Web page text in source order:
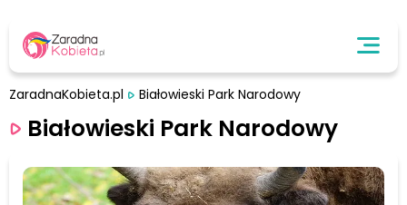
ZaradnaKobieta.pl Białowieski Park Narodowy
Białowieski Park Narodowy